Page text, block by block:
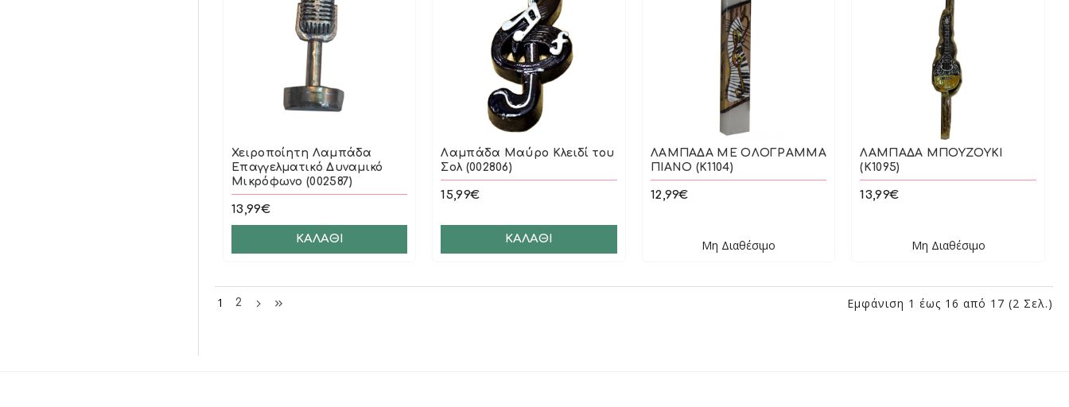
Χειροποίητη Λαμπάδα
Επαγγελματικό Δυναμικό
Μικρόφωνο (002587)
13,99€
ΚΑΛΆΘΙ
Λαμπάδα Μαύρο Κλειδί του
Σολ (002806)
15,99€
ΚΑΛΆΘΙ
ΛΑΜΠΑΔΑ ΜΕ ΟΛΟΓΡΑΜΜΑ
ΠΙΑΝΟ (Κ1104)
12,99€
Μη Διαθέσιμο
ΛΑΜΠΑΔΑ ΜΠΟΥΖΟΥΚΙ
(Κ1095)
13,99€
Μη Διαθέσιμο
1 2 Εμφάνιση 1 έως 16 από 17 (2 Σελ.)